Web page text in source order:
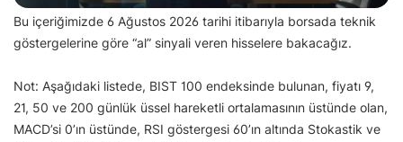
Bu içeriğimizde 6 Ağustos 2026 tarihi itibarıyla borsada teknik
göstergelerine göre “al” sinyali veren hisselere bakacağız.
Not: Aşağıdaki listede, BIST 100 endeksinde bulunan, fiyatı 9,
21, 50 ve 200 günlük üssel hareketli ortalamasının üstünde olan,
MACD’si 0’ın üstünde, RSI göstergesi 60’ın altında Stokastik ve